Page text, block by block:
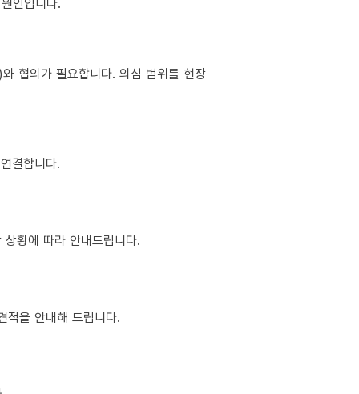
협의가 필요합니다. 의심 범위를 현장
결합니다.
황에 따라 안내드립니다.
적을 안내해 드립니다.